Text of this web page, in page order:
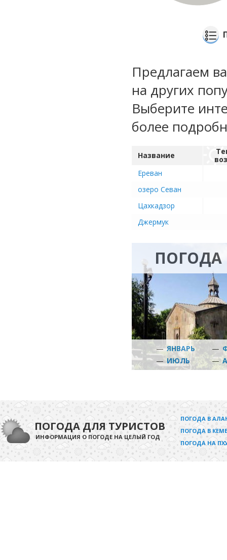
Предлагаем
на других
Выберите
более
Название
Ереван
озеро Севан
Цахкадзор
Джермук
ПОГОДА
—ЯНВАРЬ —
—ИЮЛЬ —
ПОГОДА ДЛЯ ТУРИСТОВ
ИНФОРМАЦИЯ О ПОГОДЕ НА ЦЕЛЫЙ ГОД
ПОГОДА В
ПОГОДА В
ПОГОДА НА